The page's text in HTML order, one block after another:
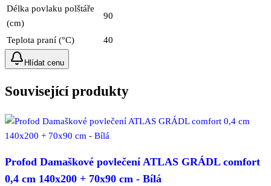
Délka povlaku polštáře
(cm)
90
Teplota praní (°C) 40
Hlídat cenu
Související produkty
Profod Damaškové povlečení ATLAS GRÁDL comfort
0,4 cm 140x200 + 70x90 cm - Bílá